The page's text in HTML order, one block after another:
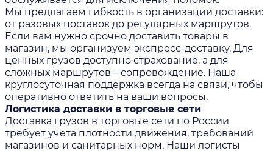
Мы предлагаем гибкость в организации доставки:
от разовых поставок до регулярных маршрутов.
Если вам нужно срочно доставить товары в
магазин, мы организуем экспресс-доставку. Для
ценных грузов доступно страхование, а для
сложных маршрутов – сопровождение. Наша
круглосуточная поддержка всегда на связи, чтобы
оперативно ответить на ваши вопросы.
Логистика доставки в торговые сети
Доставка грузов в торговые сети по России
требует учета плотности движения, требований
магазинов и санитарных норм. Наши логисты